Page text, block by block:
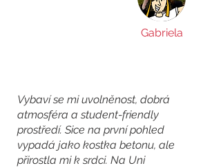
Gabriela
Vybaví se mi uvolněnost, dobrá
atmosféra a student-friendly
prostředí. Sice na první pohled
vypadá jako kostka betonu, ale
přirostla mi k srdci. Na Uni